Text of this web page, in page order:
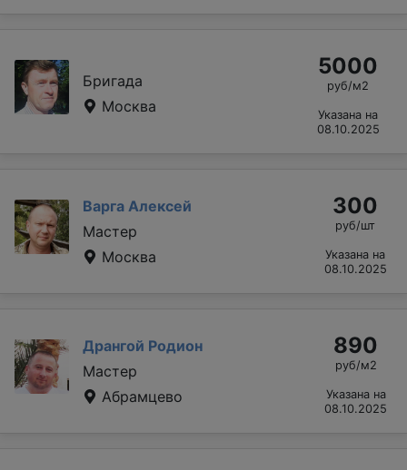
Бригада
Москва
5000
руб/м2
Указана на
08.10.2025
Варга Алексей
Мастер
Москва
300
руб/шт
Указана на
08.10.2025
Дрангой Родион
Мастер
Абрамцево
890
руб/м2
Указана на
08.10.2025